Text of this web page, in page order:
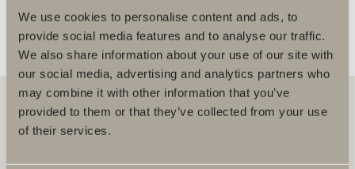
We use cookies to personalise content and ads, to
provide social media features and to analyse our traffic.
We also share information about your use of our site with
our social media, advertising and analytics partners who
may combine it with other information that you’ve
provided to them or that they’ve collected from your use
of their services.